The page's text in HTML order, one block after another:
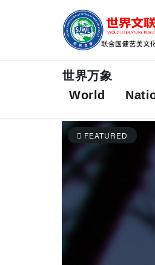
世界万象
World
FEATURED